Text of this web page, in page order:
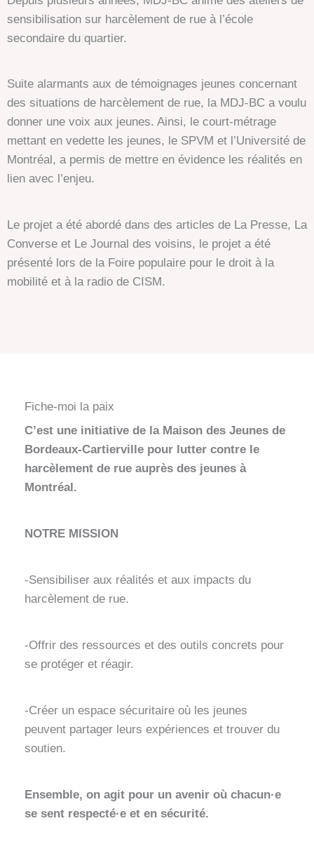
sensibilisation sur harcèlement de rue à l’école
secondaire du quartier.
Suite alarmants aux de témoignages jeunes concernant
des situations de harcèlement de rue, la MDJ-BC a voulu
donner une voix aux jeunes. Ainsi, le court-métrage
mettant en vedette les jeunes, le SPVM et l’Université de
Montréal, a permis de mettre en évidence les réalités en
lien avec l’enjeu.
Le projet a été abordé dans des articles de La Presse, La
Converse et Le Journal des voisins, le projet a été
présenté lors de la Foire populaire pour le droit à la
mobilité et à la radio de CISM.
Fiche-moi la paix
C’est une initiative de la Maison des Jeunes de
Bordeaux-Cartierville pour lutter contre le
harcèlement de rue auprès des jeunes à
Montréal.
NOTRE MISSION
-Sensibiliser aux réalités et aux impacts du
harcèlement de rue.
-Offrir des ressources et des outils concrets pour
se protéger et réagir.
-Créer un espace sécuritaire où les jeunes
peuvent partager leurs expériences et trouver du
soutien.
Ensemble, on agit pour un avenir où chacun·e
se sent respecté·e et en sécurité.